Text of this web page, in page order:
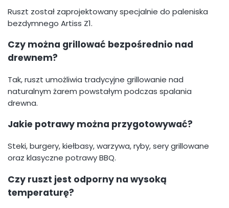
Ruszt został zaprojektowany specjalnie do paleniska
bezdymnego Artiss Z1.
Czy można grillować bezpośrednio nad
drewnem?
Tak, ruszt umożliwia tradycyjne grillowanie nad
naturalnym żarem powstałym podczas spalania
drewna.
Jakie potrawy można przygotowywać?
Steki, burgery, kiełbasy, warzywa, ryby, sery grillowane
oraz klasyczne potrawy BBQ.
Czy ruszt jest odporny na wysoką
temperaturę?